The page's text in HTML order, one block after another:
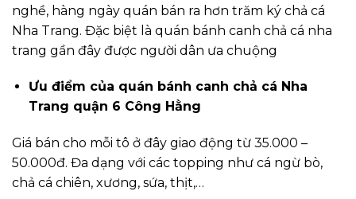
nghề, hàng ngày quán bán ra hơn trăm ký chả cá
Nha Trang. Đặc biệt là quán bánh canh chả cá nha
trang gần đây được người dân ưa chuộng
Ưu điểm của quán bánh canh chả cá Nha
Trang quận 6 Công Hằng
Giá bán cho mỗi tô ở đây giao động từ 35.000 –
50.000đ. Đa dạng với các topping như cá ngừ bò,
chả cá chiên, xương, sứa, thịt,…